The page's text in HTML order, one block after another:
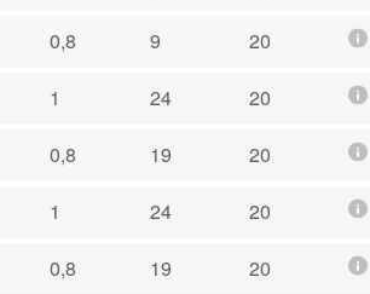
0,8 9 20
1 24 20
0,8 19 20
1 24 20
0,8 19 20